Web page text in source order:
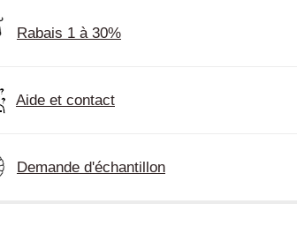
Rabais 1 à 30%
Aide et contact
Demande d'échantillon